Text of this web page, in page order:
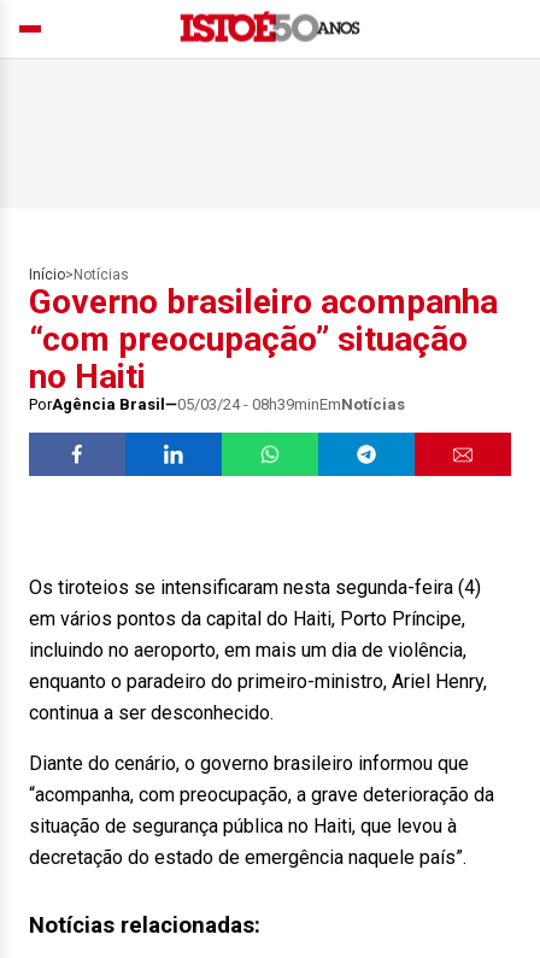
Início> Notícias
Governo brasileiro acompanha
“com preocupação” situação
no Haiti
PorAgência Brasil 05/03/24 - 08h39minEmNotícias
Os tiroteios se intensificaram nesta segunda-feira (4)
em vários pontos da capital do Haiti, Porto Príncipe,
incluindo no aeroporto, em mais um dia de violência,
enquanto o paradeiro do primeiro-ministro, Ariel Henry,
continua a ser desconhecido.
Diante do cenário, o governo brasileiro informou que
“acompanha, com preocupação, a grave deterioração da
situação de segurança pública no Haiti, que levou à
decretação do estado de emergência naquele país”.
Notícias relacionadas: